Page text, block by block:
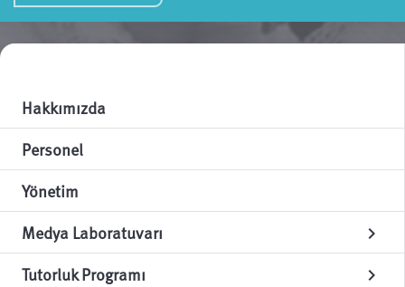
Hakkımızda
Personel
Yönetim
Medya Laboratuvarı
chevron_right
Tutorluk Programı chevron_right